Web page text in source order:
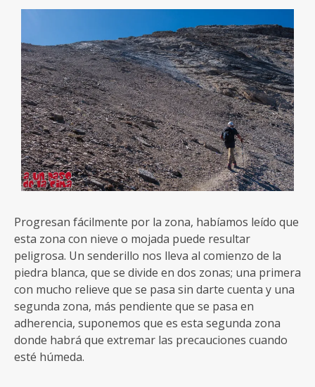
Progresan fácilmente por la zona, habíamos leído que
esta zona con nieve o mojada puede resultar
peligrosa. Un senderillo nos lleva al comienzo de la
piedra blanca, que se divide en dos zonas; una primera
con mucho relieve que se pasa sin darte cuenta y una
segunda zona, más pendiente que se pasa en
adherencia, suponemos que es esta segunda zona
donde habrá que extremar las precauciones cuando
esté húmeda.